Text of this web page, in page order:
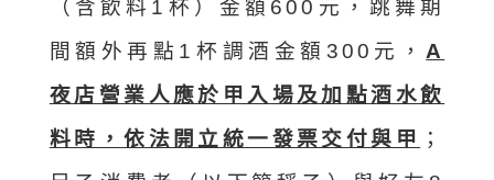
（含飲料1杯）金額600元，跳舞期
間額外再點1杯調酒金額300元， A
夜店營業人應於甲入場及加點酒水飲
料時，依法開立統一發票交付與甲 ；